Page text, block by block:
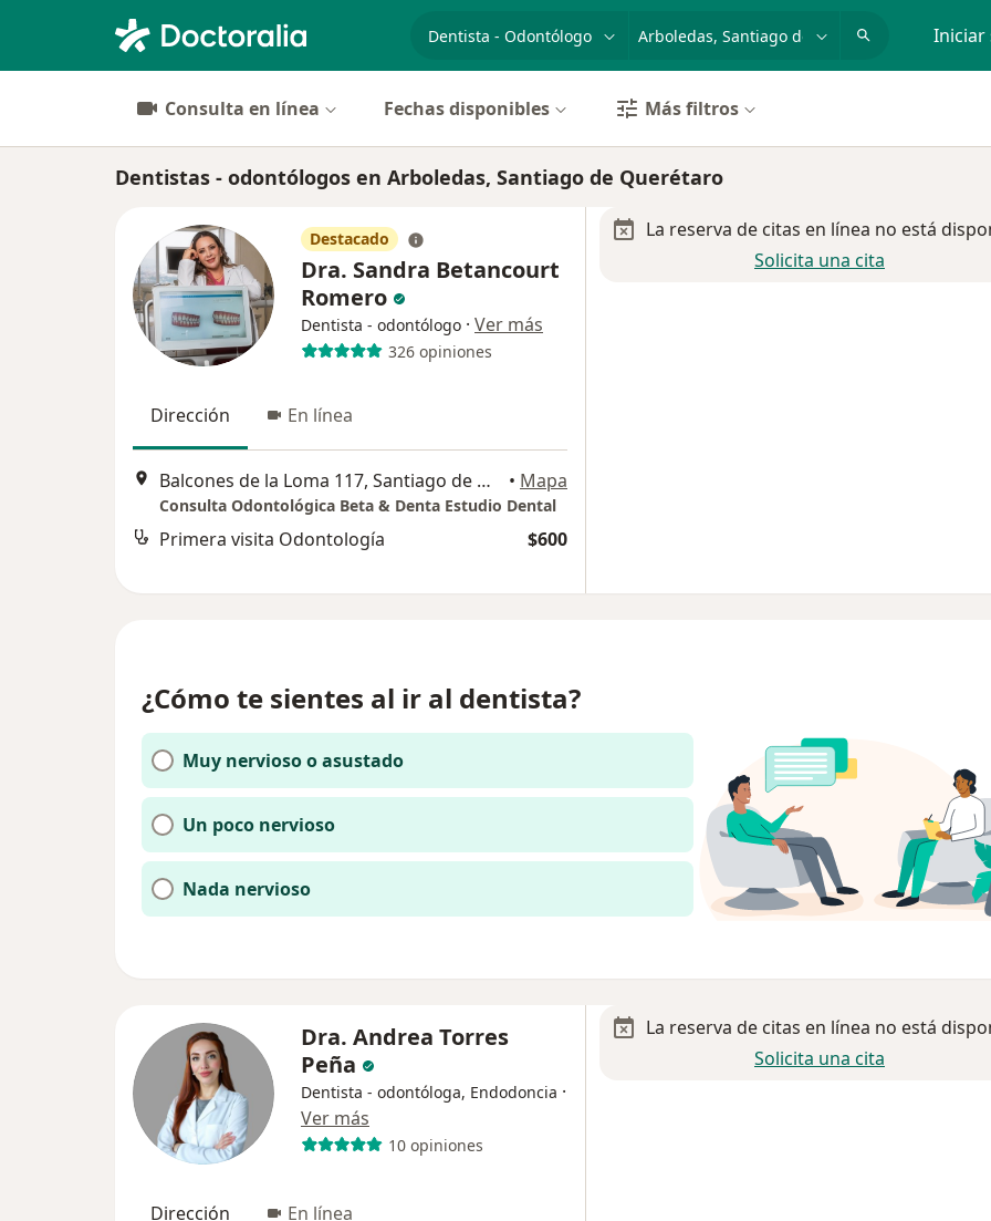
especialidad, enfermedad o nombre Iniciar
Consulta en línea Fechas disponibles Más filtros
Dentistas - odontólogos en Arboledas, Santiago de Querétaro
Destacado
Dra. Sandra Betancourt
Romero
Dentista - odontólogo · Ver más
326 opiniones
Dirección En línea
Balcones de la Loma 117, Santiago de Querétaro • Mapa
Consulta Odontológica Beta & Denta Estudio Dental
Primera visita Odontología $600
La reserva de citas en línea no está
Solicita una cita
¿Cómo te sientes al ir al dentista?
Muy nervioso o asustado
Un poco nervioso
Nada nervioso
Dra. Andrea Torres
Peña
Dentista - odontóloga, Endodoncia ·
Ver más
10 opiniones
Dirección En línea
La reserva de citas en línea no está
Solicita una cita